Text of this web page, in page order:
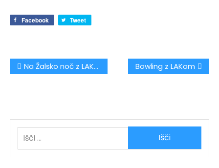
Facebook Tweet
Na Žalsko noč z LAKom Bowling z LAKom